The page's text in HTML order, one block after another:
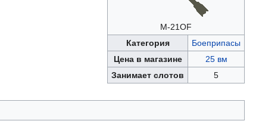
M-21OF
Категория
Боеприпасы
Цена в магазине
25 вм
Занимает слотов
5